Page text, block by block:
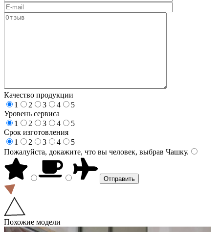
Качество продукции
1
2 3 4
5
Уровень сервиса
1
2 3 4
5
Срок изготовления
1
2 3 4
5
Пожалуйста, докажите, что вы человек, выбрав Чашку.
Похожие модели